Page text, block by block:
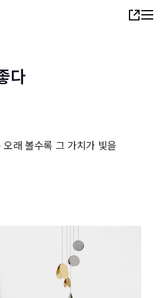
Share
다
래 볼수록 그 가치가 빛을